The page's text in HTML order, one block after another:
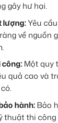
gây hư hại.
lượng:Yêu
về nguồn
Một quy
quả cao và
hành: Bảo
thuật thi